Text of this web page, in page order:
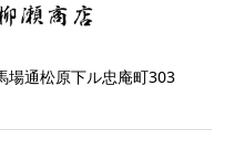
場通松原下ル忠庵町303